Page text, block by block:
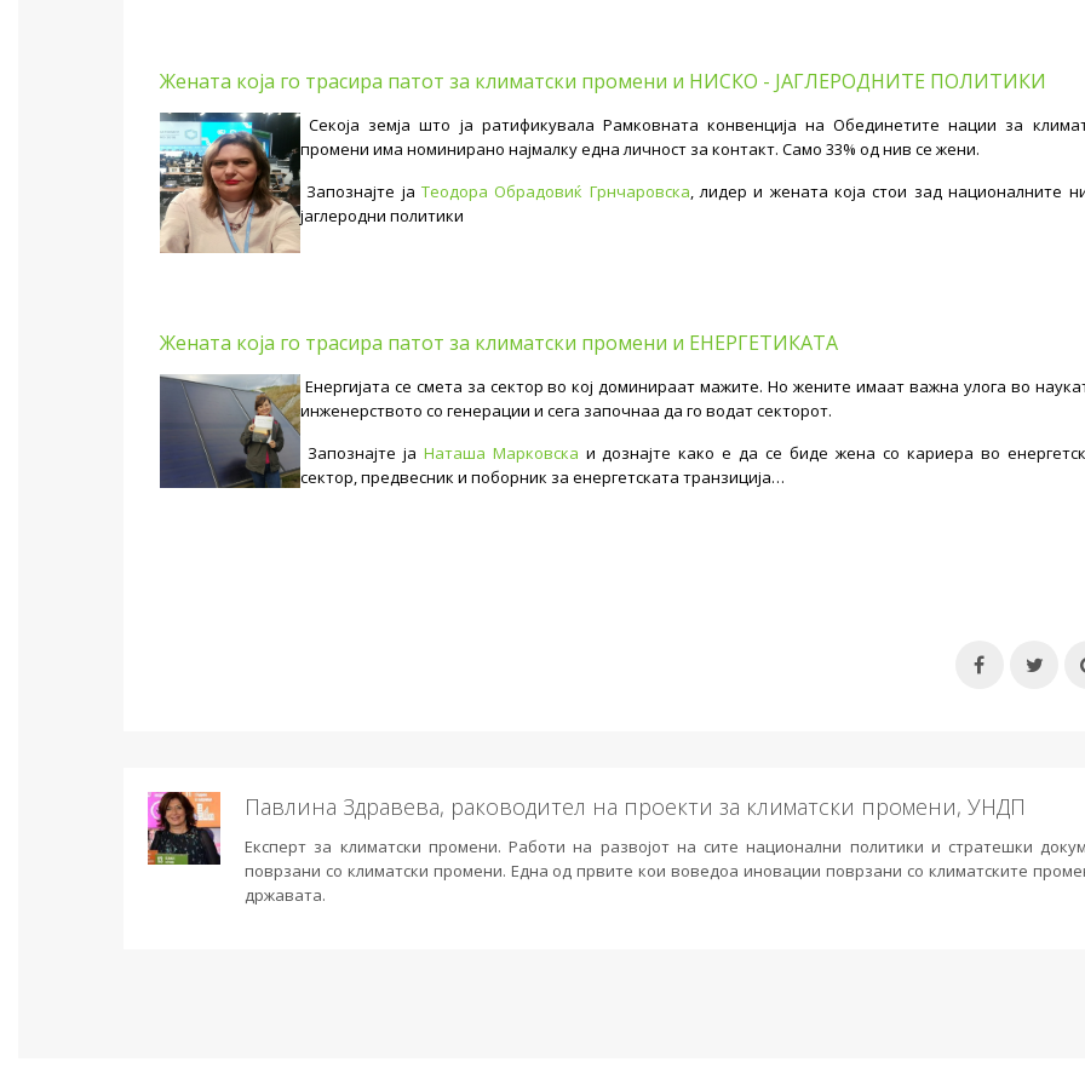
Жената која го трасира патот за климатски промени и НИСКО - ЈАГЛЕРОДНИТЕ ПОЛИТИКИ
Секоја земја што ја ратификувала Рамковната конвенција на Обединетите нации за
промени има номинирано најмалку една личност за контакт. Само 33% од нив се жени.
Запознајте јаТеодора Обрадовиќ Грнчаровска, лидер и жената која стои зад националните
јаглеродни политики
Жената која го трасира патот за климатски промени и ЕНЕРГЕТИКАТА
Енергијата се смета за сектор во кој доминираат мажите. Но жените имаат важна улога во
инженерството со генерации и сега започнаа да го водат секторот.
Запознајте ја Наташа Марковска и дознајте како е да се биде жена со кариера во
сектор, предвесник и поборник за енергетската транзиција…
Павлина Здравева, раководител на проекти за климатски промени, УНДП
Експерт за климатски промени. Работи на развојот на сите национални политики и стратешки
поврзани со климатски промени. Една од првите кои воведоа иновации поврзани со климатските
државата.